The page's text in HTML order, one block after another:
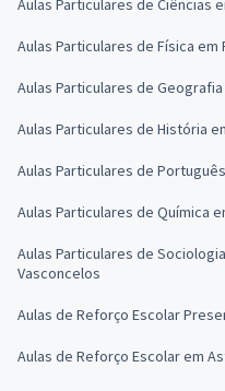
Aulas Particulares de Ciências
Aulas Particulares de Física
Aulas Particulares de
Aulas Particulares de História
Aulas Particulares de
Aulas Particulares de Química
Aulas Particulares de
Vasconcelos
Aulas de Reforço Escolar
Aulas de Reforço Escolar em